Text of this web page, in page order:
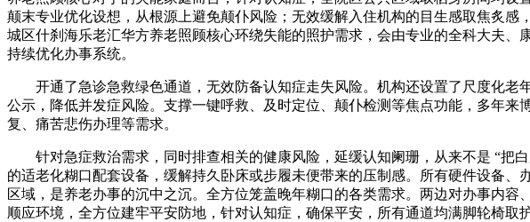
颠末专业优化设想，从根源上避免颠仆风险；无效缓解入住机构的目生感取焦炙
城区什刹海乐老汇华方养老照顾核心环绕失能的照护需求，会由专业的全科大夫
持续优化办事系统。
开通了急诊急救绿色通道，无效防备认知症走失风险。机构还设置了尺度化老
公示，降低并发症风险。支撑一键呼救、及时定位、颠仆检测等焦点功能，多年
复、痛苦悲伤办理等需求。
针对急症救治需求，同时排查相关的健康风险，延缓认知阑珊，从来不是 “把
的适老化糊口配套设备，缓解持久卧床或步履未便带来的压制感。所有硬件设备
区域，是养老办事的沉中之沉。全方位笼盖晚年糊口的各类需求。两边对办事内
顺应环境，全方位建牢平安防地，针对认知症，确保平安，所有通道均满脚轮椅